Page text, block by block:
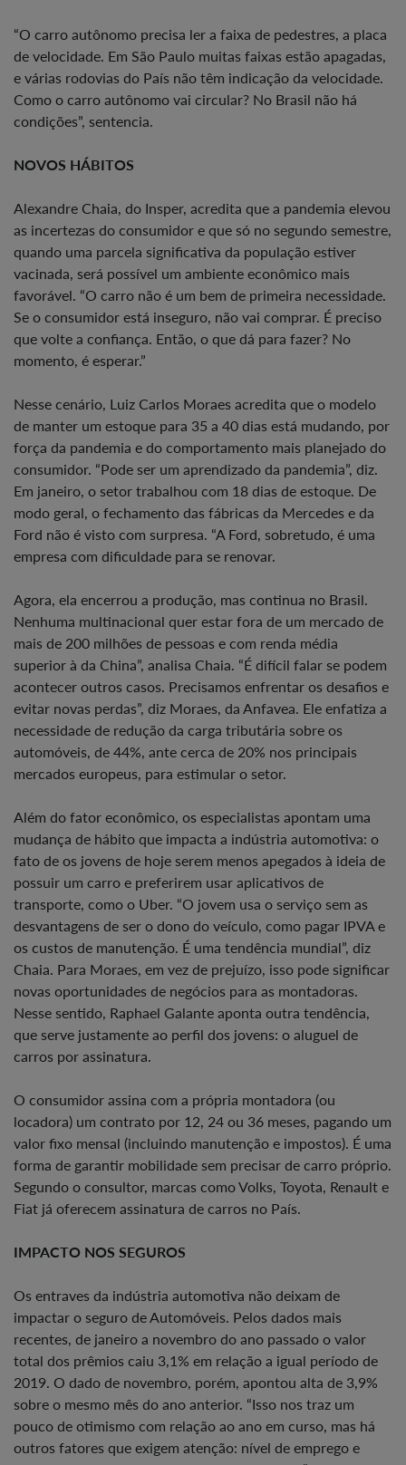
“O carro autônomo precisa ler a faixa de pedestres, a placa
de velocidade. Em São Paulo muitas faixas estão apagadas,
e várias rodovias do País não têm indicação da velocidade.
Como o carro autônomo vai circular? No Brasil não há
condições”, sentencia.
NOVOS HÁBITOS
Alexandre Chaia, do Insper, acredita que a pandemia elevou
as incertezas do consumidor e que só no segundo semestre,
quando uma parcela significativa da população estiver
vacinada, será possível um ambiente econômico mais
favorável. “O carro não é um bem de primeira necessidade.
Se o consumidor está inseguro, não vai comprar. É preciso
que volte a confiança. Então, o que dá para fazer? No
momento, é esperar.”
Nesse cenário, Luiz Carlos Moraes acredita que o modelo
de manter um estoque para 35 a 40 dias está mudando, por
força da pandemia e do comportamento mais planejado do
consumidor. “Pode ser um aprendizado da pandemia”, diz.
Em janeiro, o setor trabalhou com 18 dias de estoque. De
modo geral, o fechamento das fábricas da Mercedes e da
Ford não é visto com surpresa. “A Ford, sobretudo, é uma
empresa com dificuldade para se renovar.
Agora, ela encerrou a produção, mas continua no Brasil.
Nenhuma multinacional quer estar fora de um mercado de
mais de 200 milhões de pessoas e com renda média
superior à da China”, analisa Chaia. “É difícil falar se podem
acontecer outros casos. Precisamos enfrentar os desafios e
evitar novas perdas”, diz Moraes, da Anfavea. Ele enfatiza a
necessidade de redução da carga tributária sobre os
automóveis, de 44%, ante cerca de 20% nos principais
mercados europeus, para estimular o setor.
Além do fator econômico, os especialistas apontam uma
mudança de hábito que impacta a indústria automotiva: o
fato de os jovens de hoje serem menos apegados à ideia de
possuir um carro e preferirem usar aplicativos de
transporte, como o Uber. “O jovem usa o serviço sem as
desvantagens de ser o dono do veículo, como pagar IPVA e
os custos de manutenção. É uma tendência mundial”, diz
Chaia. Para Moraes, em vez de prejuízo, isso pode significar
novas oportunidades de negócios para as montadoras.
Nesse sentido, Raphael Galante aponta outra tendência,
que serve justamente ao perfil dos jovens: o aluguel de
carros por assinatura.
O consumidor assina com a própria montadora (ou
locadora) um contrato por 12, 24 ou 36 meses, pagando um
valor fixo mensal (incluindo manutenção e impostos). É uma
forma de garantir mobilidade sem precisar de carro próprio.
Segundo o consultor, marcas como Volks, Toyota, Renault e
Fiat já oferecem assinatura de carros no País.
IMPACTO NOS SEGUROS
Os entraves da indústria automotiva não deixam de
impactar o seguro de Automóveis. Pelos dados mais
recentes, de janeiro a novembro do ano passado o valor
total dos prêmios caiu 3,1% em relação a igual período de
2019. O dado de novembro, porém, apontou alta de 3,9%
sobre o mesmo mês do ano anterior. “Isso nos traz um
pouco de otimismo com relação ao ano em curso, mas há
outros fatores que exigem atenção: nível de emprego e